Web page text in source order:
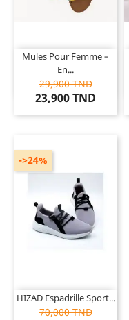
Mules Pour Femme –
En...
29,900 TND
23,900 TND
HIZAD Espadrille Sport...
70,000 TND
->24%